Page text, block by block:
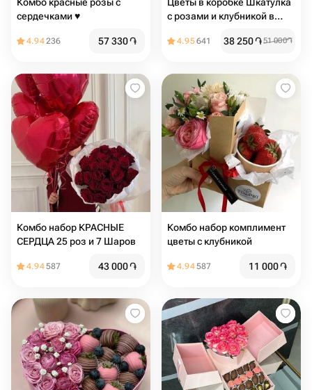
сердечками ♥️
4.94236 57 330֏
с розами и клубникой в
4.95641 38 250֏51 000֏
Комбо набор КРАСНЫЕ
СЕРДЦА 25 роз и 7 Шаров
4.94587 43 000֏
Комбо набор комплимент
цветы с клубникой
4.94587 11 000֏